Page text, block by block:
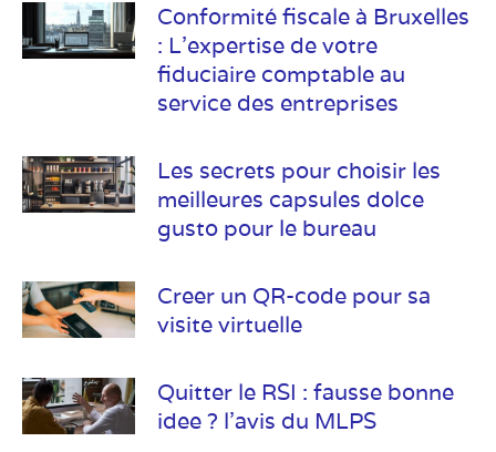
Conformité fiscale à Bruxelles
: L’expertise de votre
fiduciaire comptable au
service des entreprises
Les secrets pour choisir les
meilleures capsules dolce
gusto pour le bureau
Creer un QR-code pour sa
visite virtuelle
Quitter le RSI : fausse bonne
idee ? l’avis du MLPS